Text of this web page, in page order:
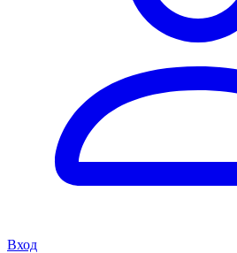
Вход